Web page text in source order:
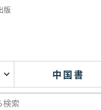
版
中国書